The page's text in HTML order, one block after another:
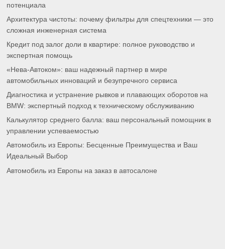
потенциала
Архитектура чистоты: почему фильтры для спецтехники — это
сложная инженерная система
Кредит под залог доли в квартире: полное руководство и
экспертная помощь
«Нева-Автоком»: ваш надежный партнер в мире
автомобильных инноваций и безупречного сервиса
Диагностика и устранение рывков и плавающих оборотов на
BMW: экспертный подход к техническому обслуживанию
Калькулятор среднего балла: ваш персональный помощник в
управлении успеваемостью
Автомобиль из Европы: Бесценные Преимущества и Ваш
Идеальный Выбор
Автомобиль из Европы на заказ в автосалоне